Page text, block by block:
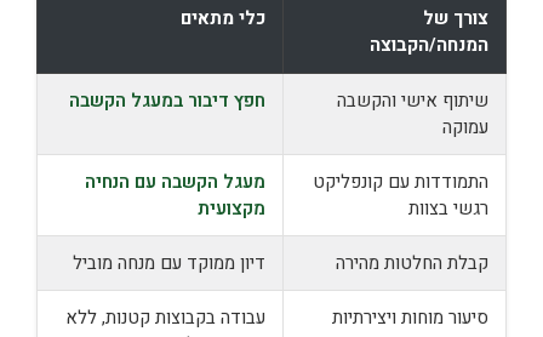
צורך של
המנחה/הקבוצה
כלי מתאים
שיתוף אישי והקשבה
עמוקה
חפץ דיבור במעגל הקשבה
התמודדות עם קונפליקט
רגשי בצוות
מעגל הקשבה עם הנחיה
מקצועית
קבלת החלטות מהירה דיון ממוקד עם מנחה מוביל
סיעור מוחות ויצירתיות
עבודה בקבוצות קטנות, ללא